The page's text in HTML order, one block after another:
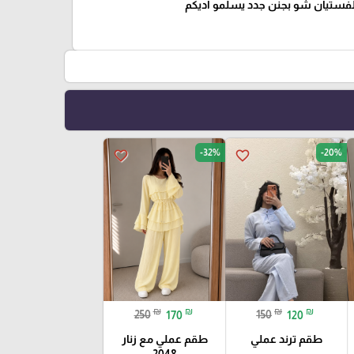
شو بجنن جدد يسلمو اديكم
favorite_border -20%
150 ₪ 120 ₪
طقم ترند عملي
favorite_border -32%
250 ₪ 170 ₪
طقم عملي مع زنار